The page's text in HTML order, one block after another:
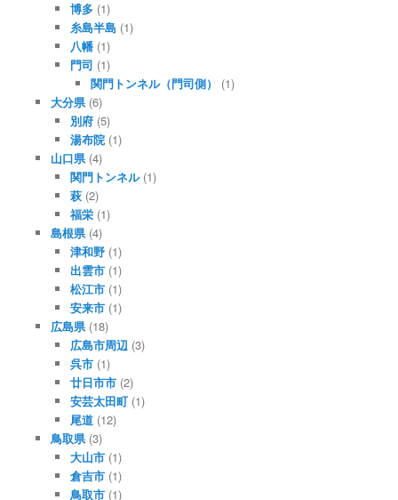
博多 (1)
糸島半島 (1)
八幡 (1)
門司 (1)
関門トンネル（門司側）
(1)
大分県(6)
別府 (5)
湯布院 (1)
山口県(4)
関門トンネル(1)
萩 (2)
福栄 (1)
島根県(4)
津和野 (1)
出雲市 (1)
松江市 (1)
安来市 (1)
広島県(18)
広島市周辺 (3)
呉市 (1)
廿日市市 (2)
安芸太田町 (1)
尾道 (12)
鳥取県(3)
大山市 (1)
倉吉市 (1)
鳥取市 (1)